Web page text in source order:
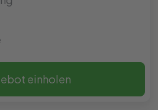
einholen